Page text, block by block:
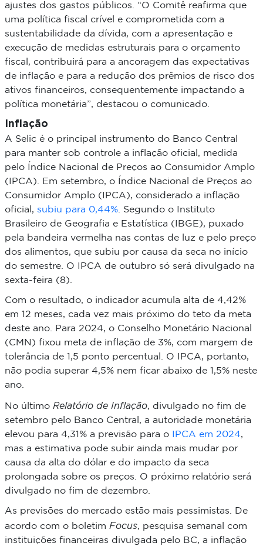
ajustes dos gastos públicos. “O Comitê reafirma que
uma política fiscal crível e comprometida com a
sustentabilidade da dívida, com a apresentação e
execução de medidas estruturais para o orçamento
fiscal, contribuirá para a ancoragem das expectativas
de inflação e para a redução dos prêmios de risco dos
ativos financeiros, consequentemente impactando a
política monetária”, destacou o comunicado.
Inflação
A Selic é o principal instrumento do Banco Central
para manter sob controle a inflação oficial, medida
pelo Índice Nacional de Preços ao Consumidor Amplo
(IPCA). Em setembro, o Índice Nacional de Preços ao
Consumidor Amplo (IPCA), considerado a inflação
oficial, subiu para 0,44%. Segundo o Instituto
Brasileiro de Geografia e Estatística (IBGE), puxado
pela bandeira vermelha nas contas de luz e pelo preço
dos alimentos, que subiu por causa da seca no início
do semestre. O IPCA de outubro só será divulgado na
sexta-feira (8).
Com o resultado, o indicador acumula alta de 4,42%
em 12 meses, cada vez mais próximo do teto da meta
deste ano. Para 2024, o Conselho Monetário Nacional
(CMN) fixou meta de inflação de 3%, com margem de
tolerância de 1,5 ponto percentual. O IPCA, portanto,
não podia superar 4,5% nem ficar abaixo de 1,5% neste
ano.
No último Relatório de Inflação, divulgado no fim de
setembro pelo Banco Central, a autoridade monetária
elevou para 4,31% a previsão para o
IPCA em 2024,
mas a estimativa pode subir ainda mais mudar por
causa da alta do dólar e do impacto da seca
prolongada sobre os preços. O próximo relatório será
divulgado no fim de dezembro.
As previsões do mercado estão mais pessimistas. De
acordo com o boletim Focus, pesquisa semanal com
instituições financeiras divulgada pelo BC, a inflação